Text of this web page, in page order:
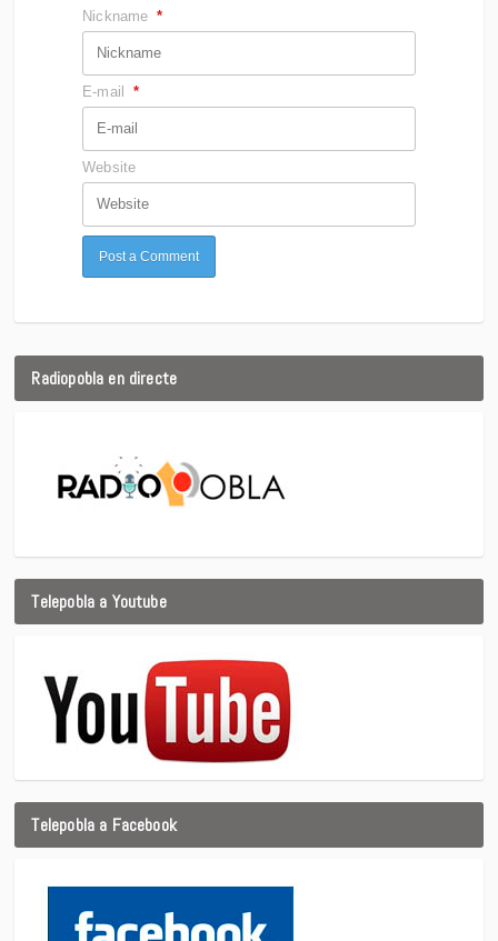
Nickname *
E-mail *
Website
Radiopobla en directe
Telepobla a Youtube
Telepobla a Facebook